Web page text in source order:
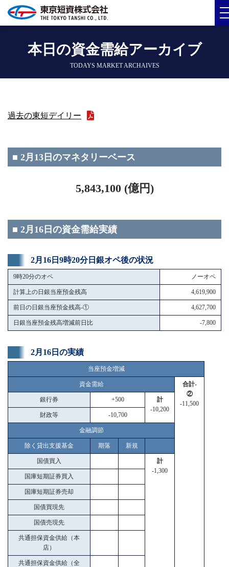
本日の資金需給アーカイブ
TODAYS MARKET ARCHAIVES
過去の東短デイリー
■ 2月13日のマネタリーベース
5,843,100 (億円)
■ 2月16日の資金需給実績
2月16日9時20分日銀オペ後の状況
9時20分のオペ ノーオペ
計算上の日銀当座預金残高 4,619,900
前日の日銀当座預金残高-① 4,627,700
日銀当座預金残高増減前日比 -7,800
2月16日の実績
当座預金増減
資金需給
合計-
②
-11,500
銀行券 +500
計
-10,200
財政等 -10,700
金融調節
除く貸出支援基金 期落 新規
国債買入
計
-1,300
国庫短期証券買入
国庫短期証券売却
国債買現先
国債売現先
共通担保資金供給（本
店）
共通担保資金供給（全